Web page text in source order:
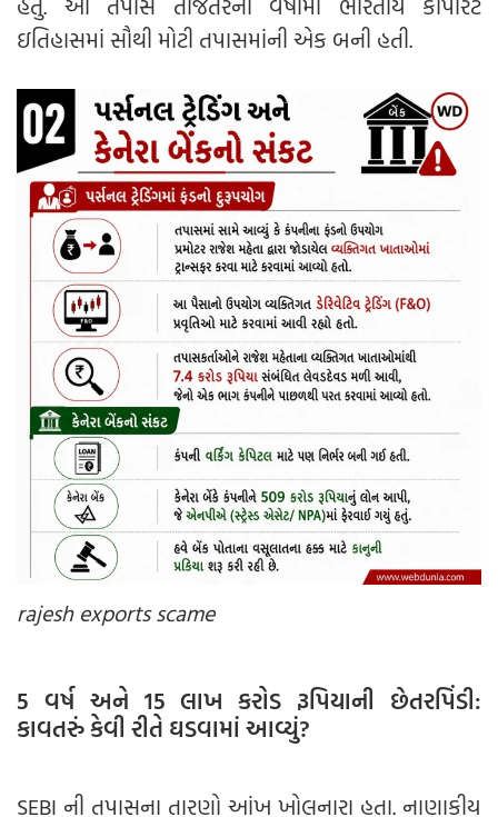
ઇતિહાસમાં સૌથી મોટી તપાસમાંની એક બની હતી.
rajesh exports scame
5 વર્ષ અને 15 લાખ કરોડ રૂપિયાની છેતરપિંડી:
કાવતરું કેવી રીતે ઘડવામાં આવ્યું?
SEBI ની તપાસના તારણો આંખ ખોલનારા હતા. નાણાકીય